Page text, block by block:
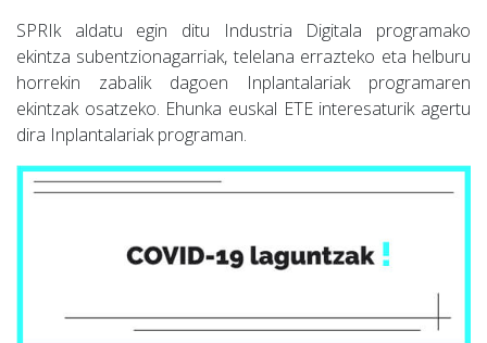
SPRIk aldatu egin ditu Industria Digitala programako
ekintza subentzionagarriak, telelana errazteko eta helburu
horrekin zabalik dagoen Inplantalariak programaren
ekintzak osatzeko. Ehunka euskal ETE interesaturik agertu
dira Inplantalariak programan.